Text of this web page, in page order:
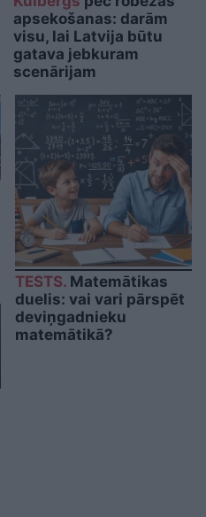
apsekošanas: darām
visu, lai Latvija būtu
gatava jebkuram
scenārijam
TESTS. Matemātikas
duelis: vai vari pārspēt
deviņgadnieku
matemātikā?